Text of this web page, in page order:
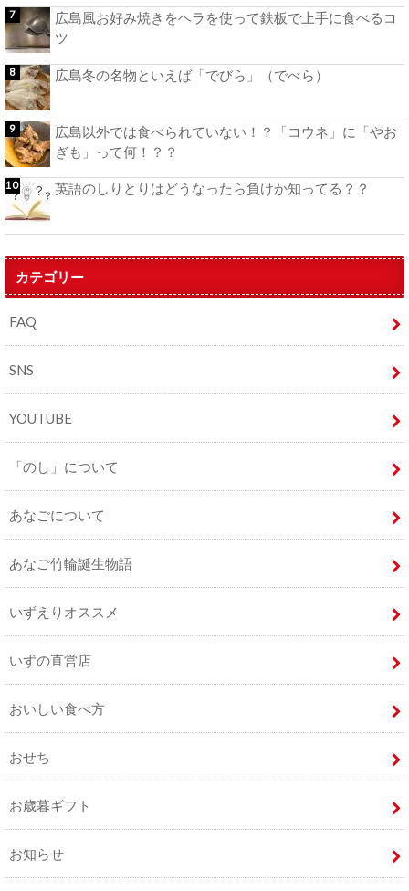
広島風お好み焼きをヘラを使って鉄板で上手に食べるコ
ツ
広島冬の名物といえば「でびら」（でべら）
広島以外では食べられていない！？「コウネ」に「やお
ぎも」って何！？？
英語のしりとりはどうなったら負けか知ってる？？
カテゴリー
FAQ
SNS
YOUTUBE
「のし」について
あなごについて
あなご竹輪誕生物語
いずえりオススメ
いずの直営店
おいしい食べ方
おせち
お歳暮ギフト
お知らせ